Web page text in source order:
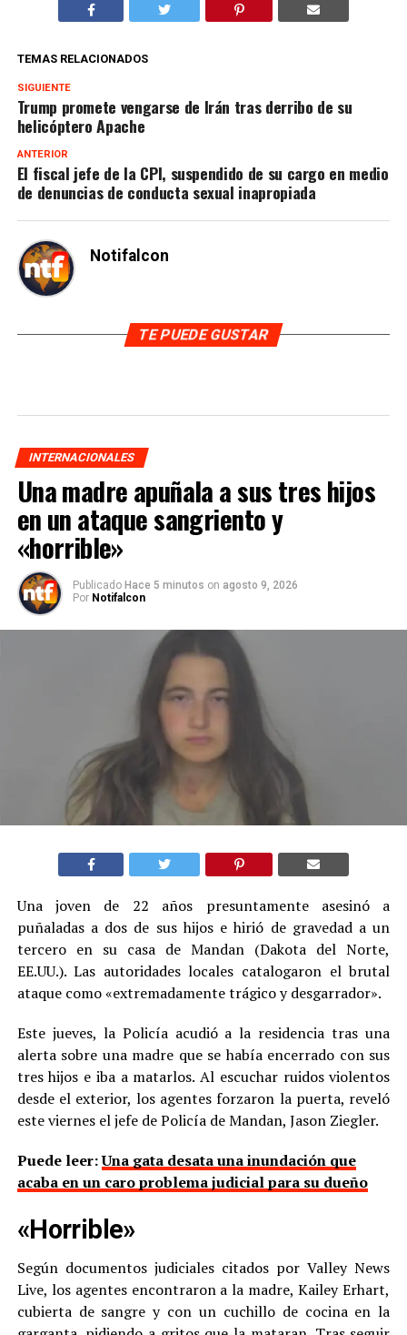
TEMAS RELACIONADOS
SIGUIENTE
Trump promete vengarse de Irán tras derribo de su
helicóptero Apache
ANTERIOR
El fiscal jefe de la CPI, suspendido de su cargo en medio
de denuncias de conducta sexual inapropiada
Notifalcon
TE PUEDE GUSTAR
INTERNACIONALES
Una madre apuñala a sus tres hijos
en un ataque sangriento y
«horrible»
Publicado Hace 5 minutos on agosto 9, 2026
Por Notifalcon
Una joven de 22 años presuntamente asesinó a
puñaladas a dos de sus hijos e hirió de gravedad a un
tercero en su casa de Mandan (Dakota del Norte,
EE.UU.). Las autoridades locales catalogaron el brutal
ataque como «extremadamente trágico y desgarrador».
Este jueves, la Policía acudió a la residencia tras una
alerta sobre una madre que se había encerrado con sus
tres hijos e iba a matarlos. Al escuchar ruidos violentos
desde el exterior, los agentes forzaron la puerta, reveló
este viernes el jefe de Policía de Mandan, Jason Ziegler.
Puede leer:Una gata desata una inundación que
acaba en un caro problema judicial para su dueño
«Horrible»
Según documentos judiciales citados por Valley News
Live, los agentes encontraron a la madre, Kailey Erhart,
cubierta de sangre y con un cuchillo de cocina en la